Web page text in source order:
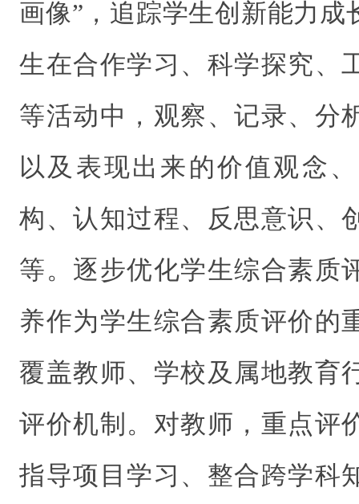
画像”，追踪学生创新能力成
生在合作学习、科学探究、
等活动中，观察、记录、分
以及表现出来的价值观念
构、认知过程、反思意识、
等。逐步优化学生综合素质
养作为学生综合素质评价的
覆盖教师、学校及属地教育
评价机制。对教师，重点评
指导项目学习、整合跨学科